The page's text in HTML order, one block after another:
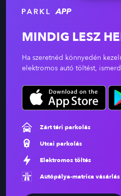
MINDIG LESZ
Ha szeretnéd könnyedén
elektromos autó töltést,
Zárt téri parkolás
Utcai parkolás
Elektromos töltés
Autópálya-matrica vásárlás